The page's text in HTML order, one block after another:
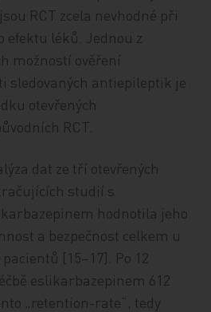
RCT zcela nevhodné při
efektu léků. Jednou z
možností ověření
sledovaných antiepileptik je
otevřených
RCT.
dat ze tří otevřených
studií s
hodnotila jeho
a bezpečnost celkem u
pacientů [15–17]. Po 12
eslikarbazepinem 612
„retention-rate“, tedy